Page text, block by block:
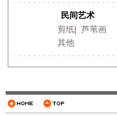
民间艺术
剪纸|
芦苇画
其他